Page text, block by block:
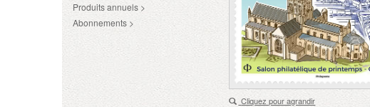
Produits annuels >
Abonnements >
Cliquez pour agrandir